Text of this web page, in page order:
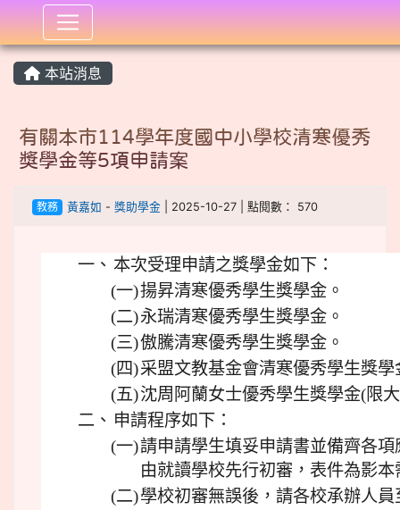
:::
本站消息
有關本市114學年度國中小學校清寒優秀
獎學金等5項申請案
教務 黃嘉如 - 獎助學金| 2025-10-27 | 點閱數： 570
一、 本次受理申請之獎學金如下：
(一)揚昇清寒優秀學生獎學金。
(二)永瑞清寒優秀學生獎學金。
(三)傲騰清寒優秀學生獎學金。
(四)采盟文教基金會清寒優秀學生獎學
(五)沈周阿蘭女士優秀學生獎學金(限
二、 申請程序如下：
(一)請申請學生填妥申請書並備齊各
由就讀學校先行初審，表件為影
(二)學校初審無誤後，請各校承辦人